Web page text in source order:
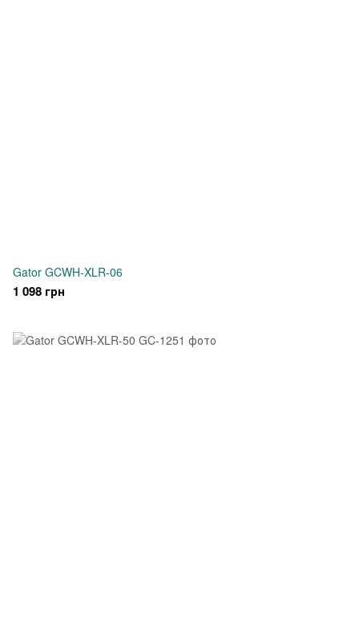
Gator GCWH-XLR-06
1 098 грн